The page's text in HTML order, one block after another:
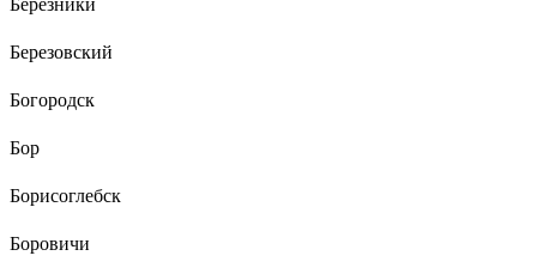
Березовский
Богородск
Бор
Борисоглебск
Боровичи